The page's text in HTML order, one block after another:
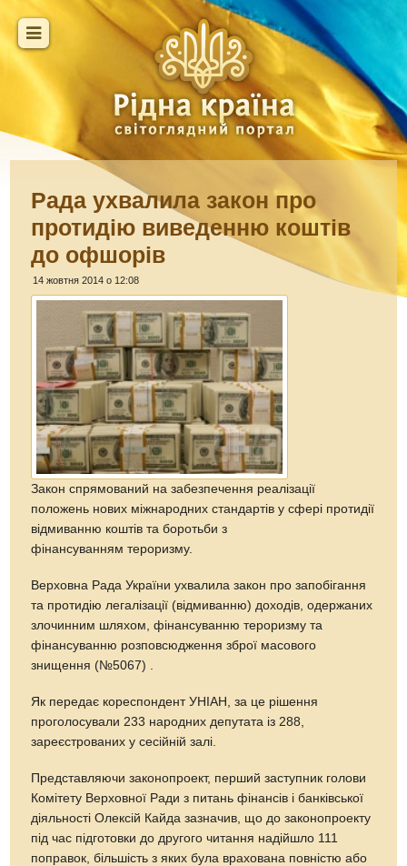
Рада ухвалила закон про
протидію виведенню коштів
до офшорів
14 жовтня 2014 о 12:08
Закон спрямований на забезпечення реалізації
положень нових міжнародних стандартів у сфері протидії
відмиванню коштів та боротьби з
фінансуванням тероризму.
Верховна Рада України ухвалила закон про запобігання
та протидію легалізації (відмиванню) доходів, одержаних
злочинним шляхом, фінансуванню тероризму та
фінансуванню розповсюдження зброї масового
знищення (№5067) .
Як передає кореспондент УНІАН, за це рішення
проголосували 233 народних депутата із 288,
зареєстрованих у сесійній залі.
Представляючи законопроект, перший заступник голови
Комітету Верховної Ради з питань фінансів і банківської
діяльності Олексій Кайда зазначив, що до законопроекту
під час підготовки до другого читання надійшло 111
поправок, більшість з яких була врахована повністю або